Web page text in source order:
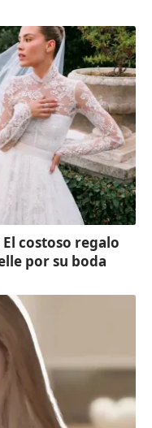
costoso regalo
por su boda